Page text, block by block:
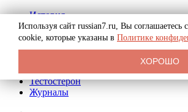
История
Биография
Криминал
Реклама на сайте
Тестостерон
Журналы
Используя сайт russian7.ru, Вы соглашаетесь
cookie, которые указаны в Политике
ХОРОШО